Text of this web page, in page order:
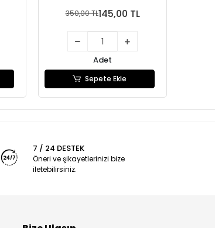
350,00 TL145,00 TL
Adet
Sepete Ekle
7 / 24 DESTEK
Öneri ve şikayetlerinizi bize
iletebilirsiniz.